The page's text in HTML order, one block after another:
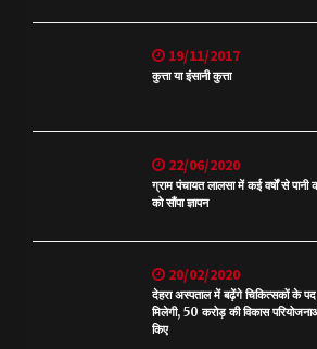
19/11/2017
कुत्ता या इंसानी कुत्ता
22/06/2020
ग्राम पंचायत लालसा में कई वर्षों से पानी
को सौंपा ज्ञापन
20/02/2020
देहरा अस्पताल में बढ़ेंगे चिकित्सकों के
मिलेगी, 50 करोड़ की विकास
किए